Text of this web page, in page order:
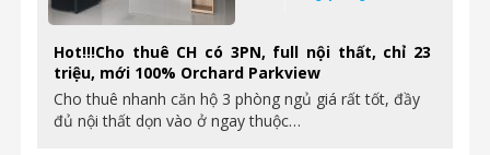
Hot!!!Cho thuê CH có 3PN, full nội thất, chỉ 23
triệu, mới 100% Orchard Parkview
Cho thuê nhanh căn hộ 3 phòng ngủ giá rất tốt, đầy
đủ nội thất dọn vào ở ngay thuộc…